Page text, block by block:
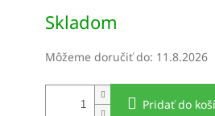
cena:
Skladom
Môžeme doručiť do: 11.8.2026
Pridať do